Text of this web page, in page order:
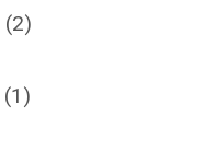
(2)
(1)